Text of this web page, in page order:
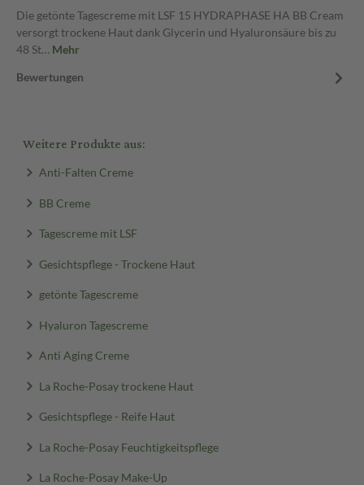
Die getönte Tagescreme mit LSF 15 HYDRAPHASE HA BB Cream
versorgt trockene Haut dank Glycerin und Hyaluronsäure bis zu
48 St… Mehr
Bewertungen
Weitere Produkte aus:
Anti-Falten Creme
BB Creme
Tagescreme mit LSF
Gesichtspflege - Trockene Haut
getönte Tagescreme
Hyaluron Tagescreme
Anti Aging Creme
La Roche-Posay trockene Haut
Gesichtspflege - Reife Haut
La Roche-Posay Feuchtigkeitspflege
La Roche-Posay Make-Up